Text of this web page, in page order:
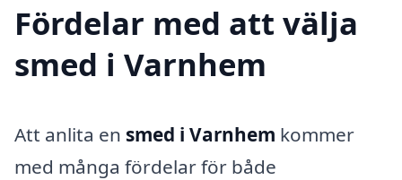
Fördelar med att välja
smed i Varnhem
Att anlita en smed i Varnhem kommer
med många fördelar för både